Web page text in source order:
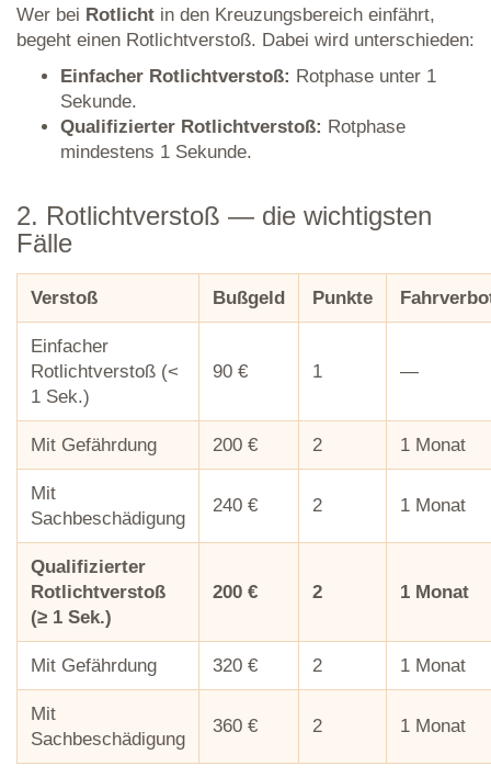
Wer bei Rotlicht in den Kreuzungsbereich einfährt,
begeht einen Rotlichtverstoß. Dabei wird unterschieden:
Einfacher Rotlichtverstoß: Rotphase unter 1
Sekunde.
Qualifizierter Rotlichtverstoß: Rotphase
mindestens 1 Sekunde.
2. Rotlichtverstoß — die wichtigsten
Fälle
Verstoß Bußgeld Punkte
Einfacher
Rotlichtverstoß (<
1 Sek.)
90 € 1 —
Mit Gefährdung 200 € 2 1 Monat
Mit
Sachbeschädigung
240 € 2 1 Monat
Qualifizierter
Rotlichtverstoß
(≥ 1 Sek.)
200 € 2 1 Monat
Mit Gefährdung 320 € 2 1 Monat
Mit
Sachbeschädigung
360 € 2 1 Monat